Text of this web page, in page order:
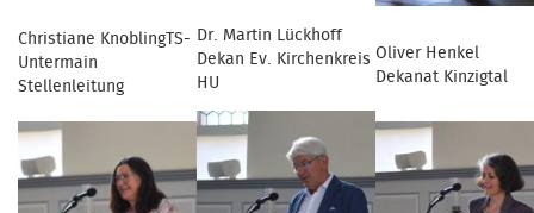
Christiane KnoblingTS-
Untermain
Stellenleitung
Dr. Martin Lückhoff
Dekan Ev. Kirchenkreis
HU
Oliver Henkel
Dekanat Kinzigtal